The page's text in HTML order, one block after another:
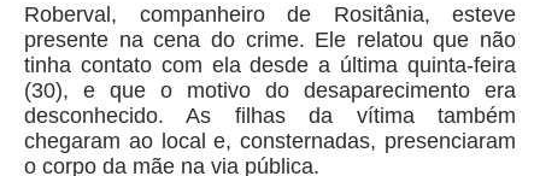
Roberval, companheiro de Rositânia, esteve
presente na cena do crime. Ele relatou que não
tinha contato com ela desde a última quinta-feira
(30), e que o motivo do desaparecimento era
desconhecido. As filhas da vítima também
chegaram ao local e, consternadas, presenciaram
o corpo da mãe na via pública.